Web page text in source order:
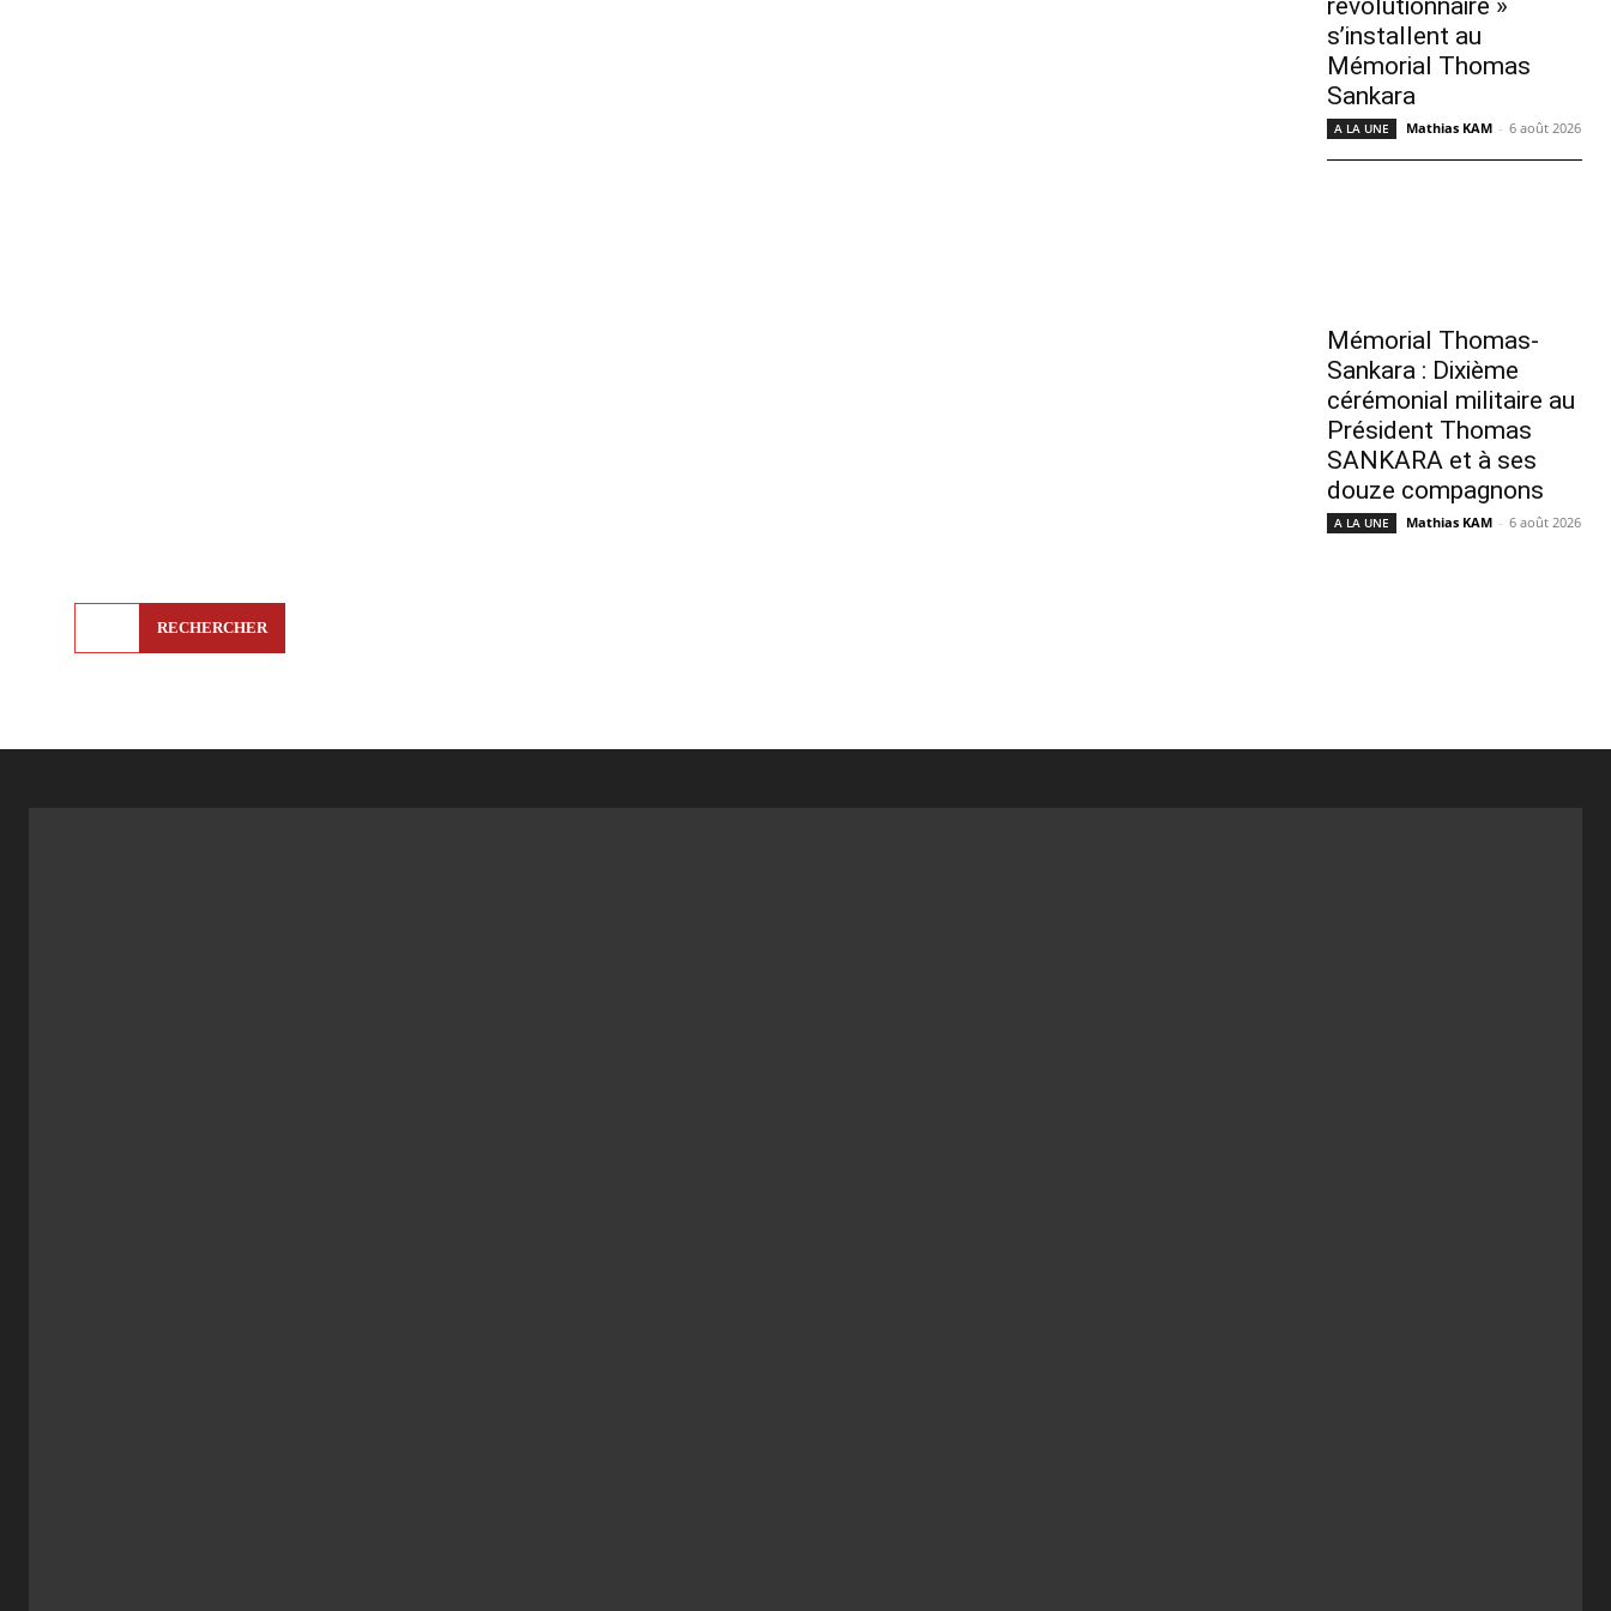
RECHERCHER
révolutionnaire »
s’installent au
Mémorial Thomas
Sankara
A LA UNE Mathias KAM - 6 août 2026
Mémorial Thomas-
Sankara : Dixième
cérémonial militaire au
Président Thomas
SANKARA et à ses
douze compagnons
A LA UNE Mathias KAM - 6 août 2026